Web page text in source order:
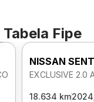
Tabela Fipe
NISSAN
EXCLUSIVE 2.0
18.634 km